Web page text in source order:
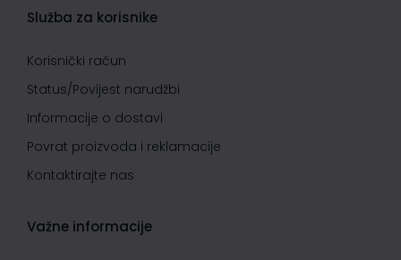
Služba za korisnike
Korisnički račun
Status/Povijest narudžbi
Informacije o dostavi
Povrat proizvoda i reklamacije
Kontaktirajte nas
Važne informacije